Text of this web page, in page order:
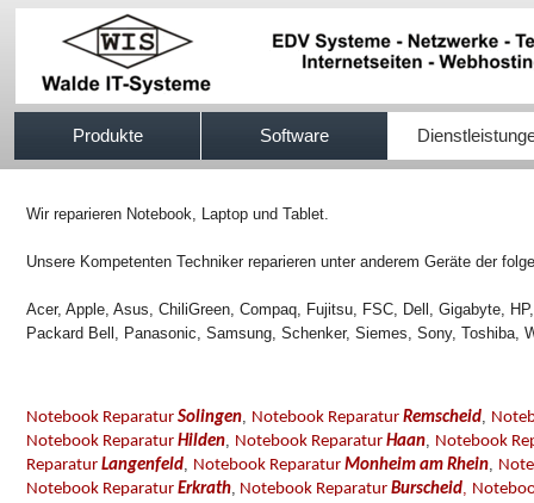
Produkte Software
Wir reparieren Notebook, Laptop und Tablet.
Unsere Kompetenten Techniker reparieren unter anderem Geräte der
Acer, Apple, Asus, ChiliGreen, Compaq, Fujitsu, FSC, Dell, Gigabyte,
Packard Bell, Panasonic, Samsung, Schenker, Siemes, Sony, Toshiba,
Notebook Reparatur Solingen, Notebook Reparatur Remscheid,
Notebook Reparatur Hilden, Notebook Reparatur Haan, Notebook
Reparatur Langenfeld, Notebook Reparatur Monheim am Rhein,
Notebook Reparatur Erkrath, Notebook Reparatur Burscheid,